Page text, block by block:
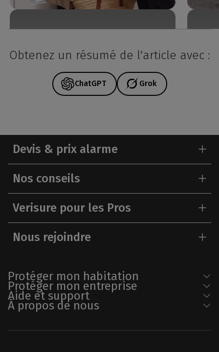
Obtenez un résumé de l'article avec :
ChatGPT Grok
Devis & prix alarme
Nos conseils
Verisure pour les Pros
Nous rejoindre
Protéger mon habitation
Protéger mon entreprise
Aide et support
À propos de nous